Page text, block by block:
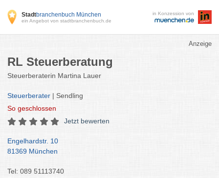
Stadtbranchenbuch München
ein Angebot von stadtbranchenbuch.de
in Konzession von
Anzeige
RL Steuerberatung
Steuerberaterin Martina Lauer
Steuerberater | Sendling
So geschlossen
Jetzt bewerten
Engelhardstr. 10
81369 München
Tel: 089 51113740